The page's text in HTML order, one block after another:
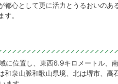
都心として更に活力とうるおいのあ
。
に位置し、東西6.9キロメートル、
和泉山脈和歌山県境、北は堺市、高